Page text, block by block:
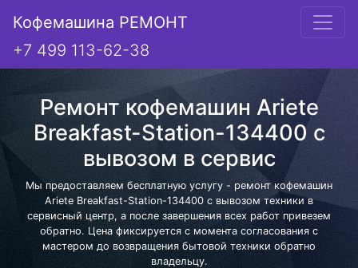
Кофемашина РЕМОНТ
+7 499 113-62-38
Ремонт кофемашин Ariete
Breakfast-Station-134400 с
вывозом в сервис
Мы предоставляем бесплатную услугу - ремонт кофемашин
Ariete Breakfast-Station-134400 с вывозом техники в
сервисный центр, а после завершения всех работ привезем
обратно. Цена фиксируется с момента согласования с
мастером до возвращения бытовой техники обратно
владельцу.